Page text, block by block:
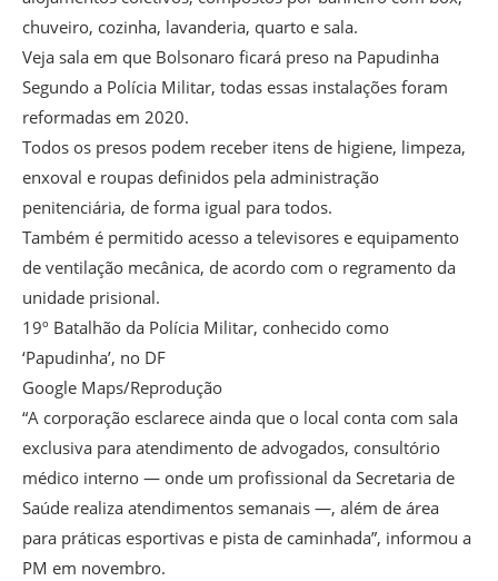
chuveiro, cozinha, lavanderia, quarto e sala.
Veja sala em que Bolsonaro ficará preso na Papudinha
Segundo a Polícia Militar, todas essas instalações foram
reformadas em 2020.
Todos os presos podem receber itens de higiene, limpeza,
enxoval e roupas definidos pela administração
penitenciária, de forma igual para todos.
Também é permitido acesso a televisores e equipamento
de ventilação mecânica, de acordo com o regramento da
unidade prisional.
19º Batalhão da Polícia Militar, conhecido como
‘Papudinha’, no DF
Google Maps/Reprodução
“A corporação esclarece ainda que o local conta com sala
exclusiva para atendimento de advogados, consultório
médico interno — onde um profissional da Secretaria de
Saúde realiza atendimentos semanais —, além de área
para práticas esportivas e pista de caminhada”, informou a
PM em novembro.